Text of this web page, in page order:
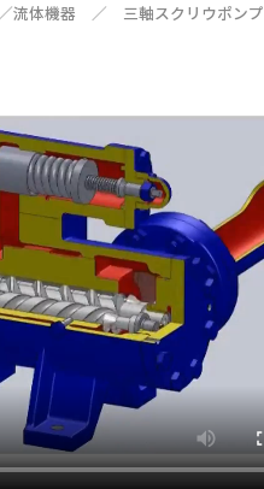
流体機器 ／ 三軸スクリウポンプ